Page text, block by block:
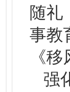
随礼
事教
《
强